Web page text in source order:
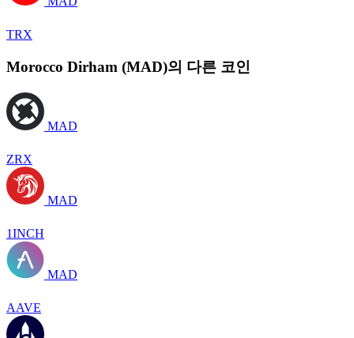
TRX
Morocco Dirham (MAD)의 다른 코인
MAD
ZRX
MAD
1INCH
MAD
AAVE